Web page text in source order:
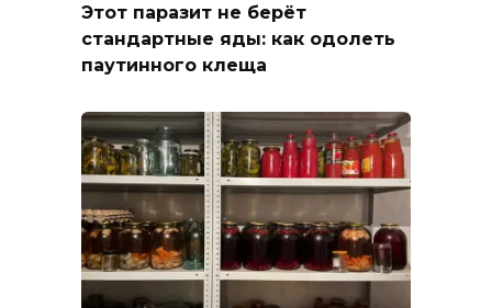
Этот паразит не берёт
стандартные яды: как одолеть
паутинного клеща